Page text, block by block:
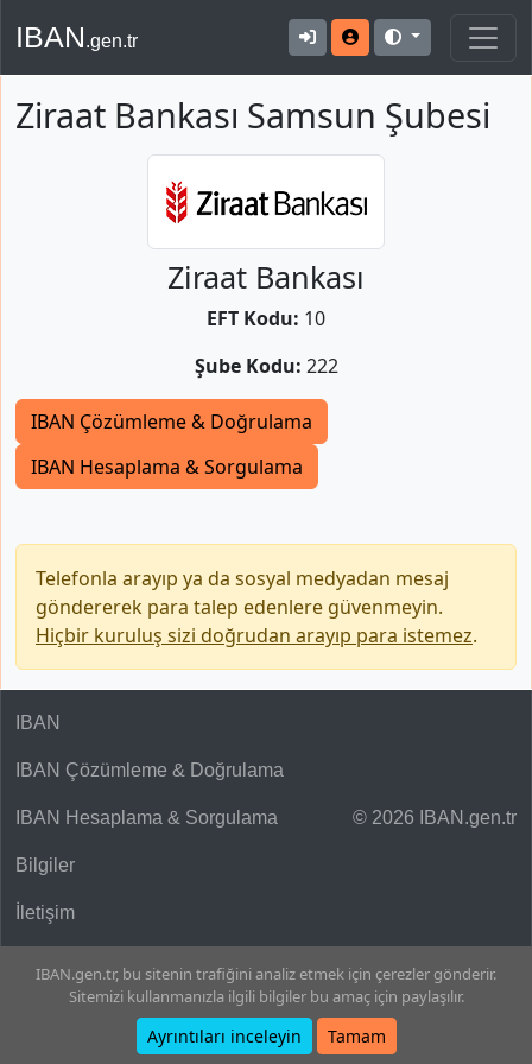
IBAN.gen.tr
Ziraat Bankası Samsun Şubesi
Ziraat Bankası
EFT Kodu: 10
Şube Kodu: 222
IBAN Çözümleme & Doğrulama
IBAN Hesaplama & Sorgulama
Telefonla arayıp ya da sosyal medyadan mesaj
göndererek para talep edenlere güvenmeyin.
Hiçbir kuruluş sizi doğrudan arayıp para istemez.
© 2026 IBAN.gen.tr
IBAN
IBAN Çözümleme & Doğrulama
IBAN Hesaplama & Sorgulama
Bilgiler
İletişim
IBAN.gen.tr, bu sitenin trafiğini analiz etmek için çerezler gönderir.
Sitemizi kullanmanızla ilgili bilgiler bu amaç için paylaşılır.
Ayrıntıları inceleyin Tamam